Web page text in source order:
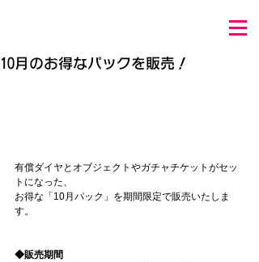
10月のお得なパックを販売！
有償ダイヤとオブジェクトやガチャチケットがセッ
トになった、
お得な「10月パック」を期間限定で販売いたしま
す。
◆販売期間